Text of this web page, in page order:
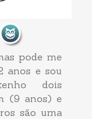
pode me
anos e sou
dois
(9 anos) e
são uma